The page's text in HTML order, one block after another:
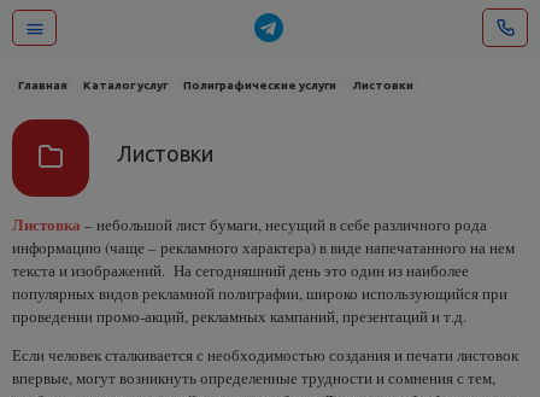
Главная Каталог услуг Полиграфические услуги Листовки
Листовки
Листовка – небольшой лист бумаги, несущий в себе различного рода
информацию (чаще – рекламного характера) в виде напечатанного на нем
текста и изображений. На сегодняшний день это один из наиболее
популярных видов рекламной полиграфии, широко использующийся при
проведении промо-акций, рекламных кампаний, презентаций и т.д.
Если человек сталкивается с необходимостью создания и печати листовок
впервые, могут возникнуть определенные трудности и сомнения с тем,